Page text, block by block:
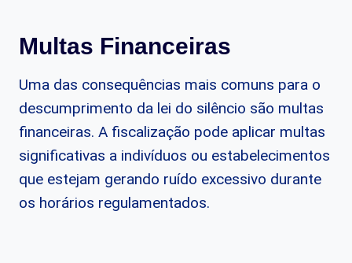
Multas Financeiras
Uma das consequências mais comuns para o
descumprimento da lei do silêncio são multas
financeiras. A fiscalização pode aplicar multas
significativas a indivíduos ou estabelecimentos
que estejam gerando ruído excessivo durante
os horários regulamentados.